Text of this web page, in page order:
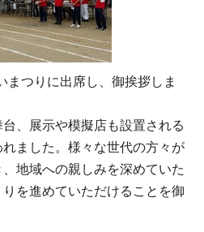
つりに出席し、御挨拶しま
、展示や模擬店も設置される
ました。様々な世代の方々が
地域への親しみを深めていた
を進めていただけることを御